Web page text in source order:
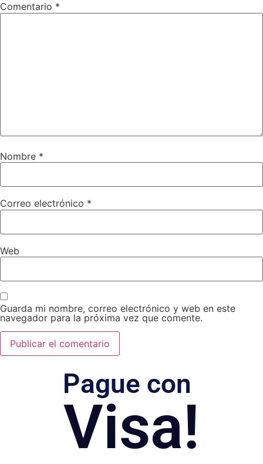
Comentario *
Nombre *
Correo electrónico *
Web
Guarda mi nombre, correo electrónico y web en este
navegador para la próxima vez que comente.
Pague con
Visa!